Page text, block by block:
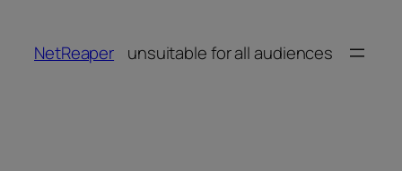
springen
NetReaper unsuitable for all audiences